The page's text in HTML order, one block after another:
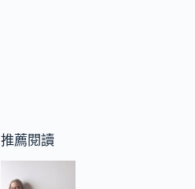
推薦閱讀